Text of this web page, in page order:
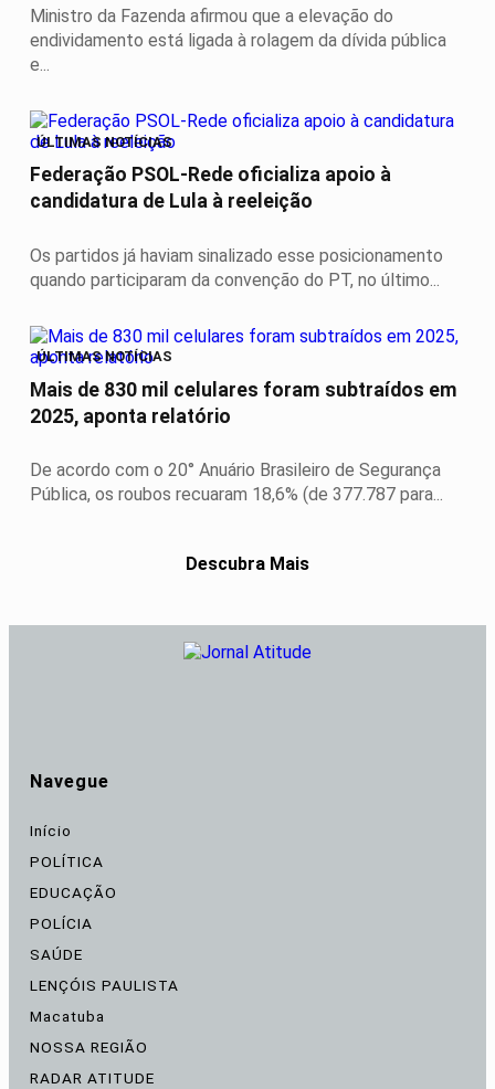
Ministro da Fazenda afirmou que a elevação do
endividamento está ligada à rolagem da dívida pública
e...
ÚLTIMAS NOTÍCIAS
Federação PSOL-Rede oficializa apoio à
candidatura de Lula à reeleição
Os partidos já haviam sinalizado esse posicionamento
quando participaram da convenção do PT, no último...
ÚLTIMAS NOTÍCIAS
Mais de 830 mil celulares foram subtraídos em
2025, aponta relatório
De acordo com o 20° Anuário Brasileiro de Segurança
Pública, os roubos recuaram 18,6% (de 377.787 para...
Descubra Mais
Navegue
Início
POLÍTICA
EDUCAÇÃO
POLÍCIA
SAÚDE
LENÇÓIS PAULISTA
Macatuba
NOSSA REGIÃO
RADAR ATITUDE